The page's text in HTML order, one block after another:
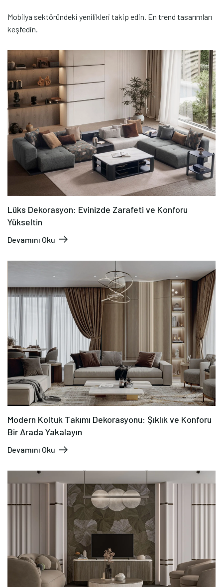
Mobilya sektöründeki yenilikleri takip edin. En trend tasarımları
keşfedin.
Lüks Dekorasyon: Evinizde Zarafeti ve Konforu
Yükseltin
Devamını Oku
Modern Koltuk Takımı Dekorasyonu: Şıklık ve Konforu
Bir Arada Yakalayın
Devamını Oku